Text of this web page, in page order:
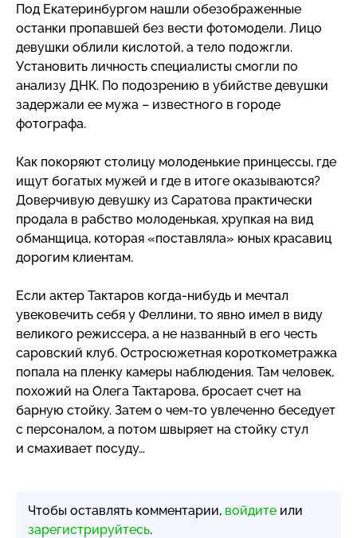
Под Екатеринбургом нашли обезображенные
останки пропавшей без вести фотомодели. Лицо
девушки облили кислотой, а тело подожгли.
Установить личность специалисты смогли по
анализу ДНК. По подозрению в убийстве девушки
задержали ее мужа – известного в городе
фотографа.
Как покоряют столицу молоденькие принцессы, где
ищут богатых мужей и где в итоге оказываются?
Доверчивую девушку из Саратова практически
продала в рабство молоденькая, хрупкая на вид
обманщица, которая «поставляла» юных красавиц
дорогим клиентам.
Если актер Тактаров когда-нибудь и мечтал
увековечить себя у Феллини, то явно имел в виду
великого режиссера, а не названный в его честь
саровский клуб. Остросюжетная короткометражка
попала на пленку камеры наблюдения. Там человек,
похожий на Олега Тактарова, бросает счет на
барную стойку. Затем о чем-то увлеченно беседует
с персоналом, а потом швыряет на стойку стул
и смахивает посуду…
Чтобы оставлять комментарии, войдите или
зарегистрируйтесь.